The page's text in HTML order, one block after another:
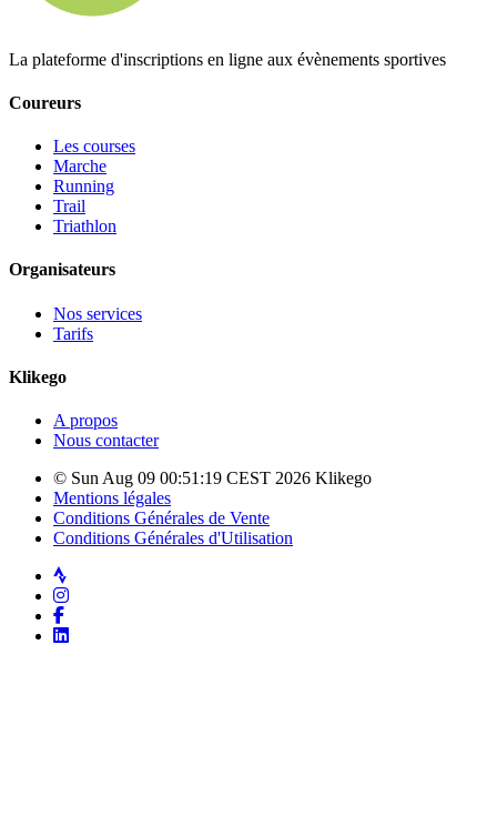
La plateforme d'inscriptions en ligne aux évènements sportives
Coureurs
Les courses
Marche
Running
Trail
Triathlon
Organisateurs
Nos services
Tarifs
Klikego
A propos
Nous contacter
© Sun Aug 09 00:51:19 CEST 2026 Klikego
Mentions légales
Conditions Générales de Vente
Conditions Générales d'Utilisation
Strava
Instagram
Facebook
LinkedIn